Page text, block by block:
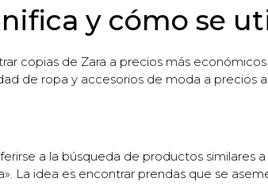
y cómo se
copias de Zara a precios más
de ropa y accesorios de moda a precios
a la búsqueda de productos similares
La idea es encontrar prendas que se